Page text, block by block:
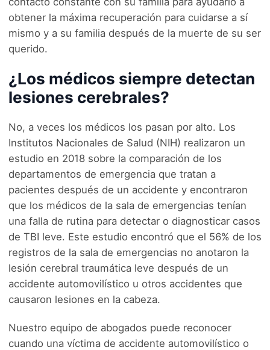
obtener la máxima recuperación para cuidarse a sí
mismo y a su familia después de la muerte de su ser
querido.
¿Los médicos siempre detectan
lesiones cerebrales?
No, a veces los médicos los pasan por alto. Los
Institutos Nacionales de Salud (NIH) realizaron un
estudio en 2018 sobre la comparación de los
departamentos de emergencia que tratan a
pacientes después de un accidente y encontraron
que los médicos de la sala de emergencias tenían
una falla de rutina para detectar o diagnosticar casos
de TBI leve. Este estudio encontró que el 56% de los
registros de la sala de emergencias no anotaron la
lesión cerebral traumática leve después de un
accidente automovilístico u otros accidentes que
causaron lesiones en la cabeza.
Nuestro equipo de abogados puede reconocer
cuando una víctima de accidente automovilístico o